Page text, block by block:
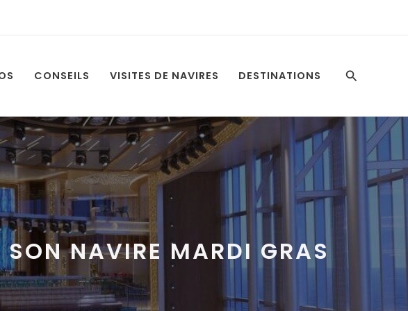
CONSEILS VISITES DE NAVIRES DESTINATIONS
NAVIRE MARDI GRAS